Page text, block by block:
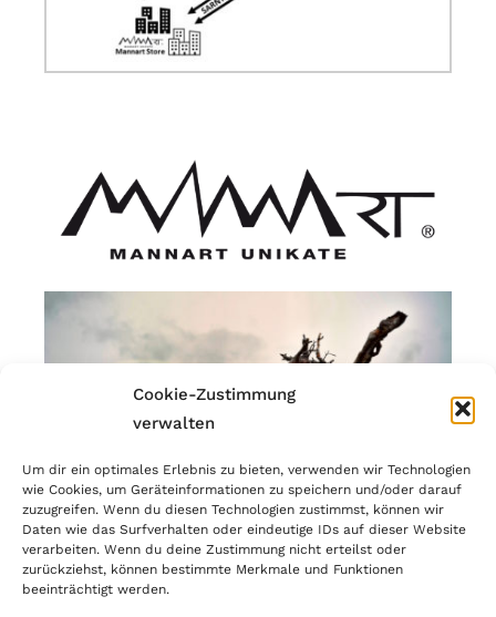
Cookie-Zustimmung
verwalten
Um dir ein optimales Erlebnis zu bieten, verwenden wir Technologien
wie Cookies, um Geräteinformationen zu speichern und/oder darauf
zuzugreifen. Wenn du diesen Technologien zustimmst, können wir
Daten wie das Surfverhalten oder eindeutige IDs auf dieser Website
verarbeiten. Wenn du deine Zustimmung nicht erteilst oder
zurückziehst, können bestimmte Merkmale und Funktionen
beeinträchtigt werden.